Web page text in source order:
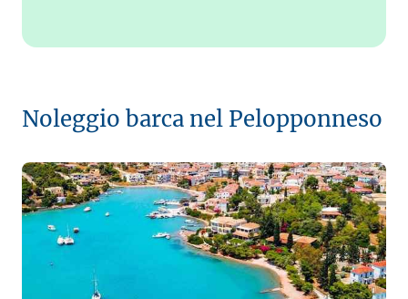
Noleggio barca nel Pelopponneso